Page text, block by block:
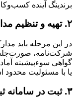
برندینگ آینده
۲. تهیه و تنظیم مدارک
در این مرحله باید
شرکت‌نامه،
گواهی سوءپیشینه
یا با مسئولیت محدود
۳. ثبت در سامانه ثبت شرکت‌ها